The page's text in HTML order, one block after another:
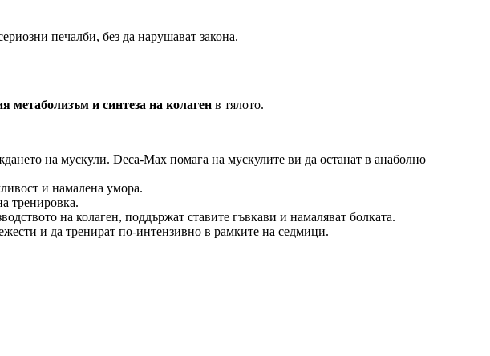
печалби, без да нарушават закона.
метаболизъм и синтеза на колаген в тялото.
на мускули. Deca-Max помага на мускулите ви да останат в анаболно
и намалена умора.
тренировка.
на колаген, поддържат ставите гъвкави и намаляват болката.
и да тренират по-интензивно в рамките на седмици.